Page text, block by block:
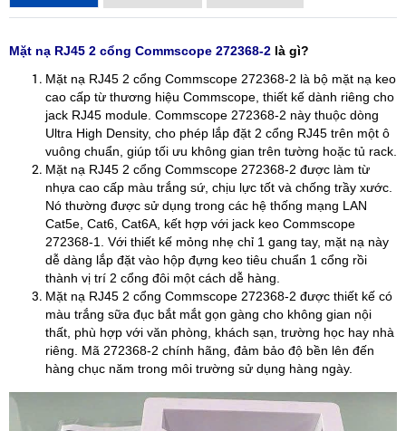
Mặt nạ RJ45 2 cổng Commscope 272368-2 là gì?
Mặt nạ RJ45 2 cổng Commscope 272368-2 là bộ mặt nạ keo
cao cấp từ thương hiệu Commscope, thiết kế dành riêng cho
jack RJ45 module. Commscope 272368-2 này thuộc dòng
Ultra High Density, cho phép lắp đặt 2 cổng RJ45 trên một ô
vuông chuẩn, giúp tối ưu không gian trên tường hoặc tủ rack.
Mặt nạ RJ45 2 cổng Commscope 272368-2 được làm từ
nhựa cao cấp màu trắng sứ, chịu lực tốt và chống trầy xước.
Nó thường được sử dụng trong các hệ thống mạng LAN
Cat5e, Cat6, Cat6A, kết hợp với jack keo Commscope
272368-1. Với thiết kế mỏng nhẹ chỉ 1 gang tay, mặt nạ này
dễ dàng lắp đặt vào hộp đựng keo tiêu chuẩn 1 cổng rồi
thành vị trí 2 cổng đôi một cách dễ hàng.
Mặt nạ RJ45 2 cổng Commscope 272368-2 được thiết kế có
màu trắng sữa đục bắt mắt gọn gàng cho không gian nội
thất, phù hợp với văn phòng, khách sạn, trường học hay nhà
riêng. Mã 272368-2 chính hãng, đảm bảo độ bền lên đến
hàng chục năm trong môi trường sử dụng hàng ngày.